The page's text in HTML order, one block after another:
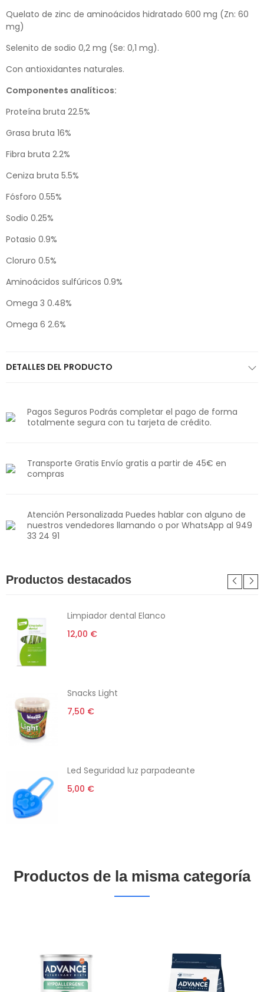
Quelato de zinc de aminoácidos hidratado 600 mg (Zn: 60
mg)
Selenito de sodio 0,2 mg (Se: 0,1 mg).
Con antioxidantes naturales.
Componentes analíticos:
Proteína bruta 22.5%
Grasa bruta 16%
Fibra bruta 2.2%
Ceniza bruta 5.5%
Fósforo 0.55%
Sodio 0.25%
Potasio 0.9%
Cloruro 0.5%
Aminoácidos sulfúricos 0.9%
Omega 3 0.48%
Omega 6 2.6%
DETALLES DEL PRODUCTO
Pagos Seguros Podrás completar el pago de forma
totalmente segura con tu tarjeta de crédito.
Transporte Gratis Envío gratis a partir de 45€ en
compras
Atención Personalizada Puedes hablar con alguno de
nuestros vendedores llamando o por WhatsApp al 949
33 24 91
Productos destacados
Limpiador dental Elanco
12,00 €
Snacks Light
7,50 €
Led Seguridad luz parpadeante
5,00 €
Productos de la misma categoría